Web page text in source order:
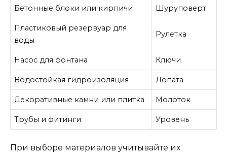
Бетонные блоки или кирпичи Шуруповерт
Пластиковый резервуар для
воды
Рулетка
Насос для фонтана Ключи
Водостойкая гидроизоляция Лопата
Декоративные камни или плитка Молоток
Трубы и фитинги Уровень
При выборе материалов учитывайте их